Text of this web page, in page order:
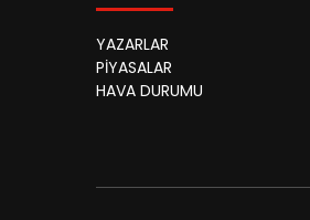
YAZARLAR
PİYASALAR
HAVA DURUMU